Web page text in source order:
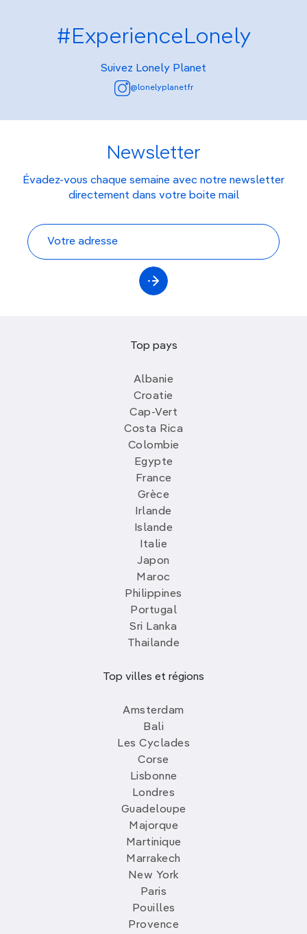
#ExperienceLonely
Suivez Lonely Planet
@lonelyplanetfr
Newsletter
Évadez-vous chaque semaine avec notre newsletter
directement dans votre boite mail
Top pays
Albanie
Croatie
Cap-Vert
Costa Rica
Colombie
Egypte
France
Grèce
Irlande
Islande
Italie
Japon
Maroc
Philippines
Portugal
Sri Lanka
Thailande
Top villes et régions
Amsterdam
Bali
Les Cyclades
Corse
Lisbonne
Londres
Guadeloupe
Majorque
Martinique
Marrakech
New York
Paris
Pouilles
Provence